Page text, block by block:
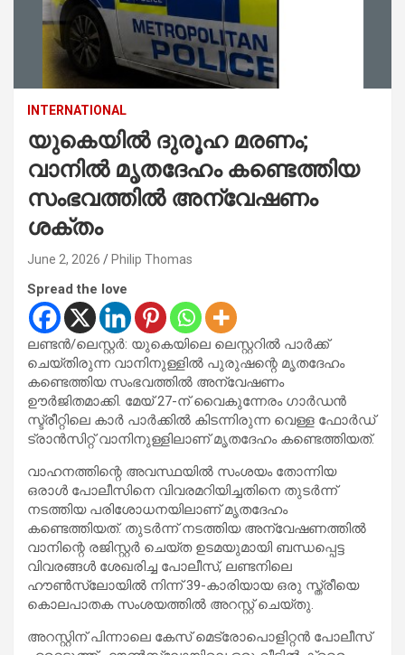
INTERNATIONAL
യുകെയിൽ ദുരൂഹ മരണം;
വാനിൽ മൃതദേഹം കണ്ടെത്തിയ
സംഭവത്തിൽ അന്വേഷണം
ശക്തം
June 2, 2026 Philip Thomas
Spread the love
ലണ്ടൻ/ലെസ്റ്റർ: യുകെയിലെ ലെസ്റ്ററിൽ പാർക്ക്
ചെയ്തിരുന്ന വാനിനുള്ളിൽ പുരുഷന്റെ മൃതദേഹം
കണ്ടെത്തിയ സംഭവത്തിൽ അന്വേഷണം
ഊർജിതമാക്കി. മേയ് 27-ന് വൈകുന്നേരം ഗാർഡൻ
സ്ട്രീറ്റിലെ കാർ പാർക്കിൽ കിടന്നിരുന്ന വെള്ള ഫോർഡ്
ട്രാൻസിറ്റ് വാനിനുള്ളിലാണ് മൃതദേഹം കണ്ടെത്തിയത്.
വാഹനത്തിന്റെ അവസ്ഥയിൽ സംശയം തോന്നിയ
ഒരാൾ പോലീസിനെ വിവരമറിയിച്ചതിനെ തുടർന്ന്
നടത്തിയ പരിശോധനയിലാണ് മൃതദേഹം
കണ്ടെത്തിയത്. തുടർന്ന് നടത്തിയ അന്വേഷണത്തിൽ
വാനിന്റെ രജിസ്റ്റർ ചെയ്ത ഉടമയുമായി ബന്ധപ്പെട്ട
വിവരങ്ങൾ ശേഖരിച്ച പോലീസ്, ലണ്ടനിലെ
ഹൗൺസ്ലോയിൽ നിന്ന് 39-കാരിയായ ഒരു സ്ത്രീയെ
കൊലപാതക സംശയത്തിൽ അറസ്റ്റ് ചെയ്തു.
അറസ്റ്റിന് പിന്നാലെ കേസ് മെട്രോപൊളിറ്റൻ പോലീസ്